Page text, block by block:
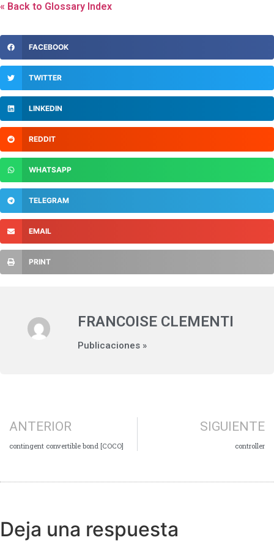
« Back to Glossary Index
FACEBOOK
TWITTER
LINKEDIN
REDDIT
WHATSAPP
TELEGRAM
EMAIL
PRINT
FRANCOISE CLEMENTI
Publicaciones »
ANTERIOR
contingent convertible bond [COCO]
SIGUIENTE
controller
Deja una respuesta